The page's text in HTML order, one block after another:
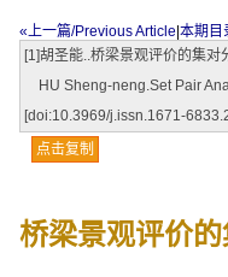
«上一篇/Previous Article 本期目
[1]胡圣能..桥梁景观评价的集
HU Sheng-neng.Set Pair
[doi:10.3969/j.issn.1671-
点击复制
桥梁景观评价